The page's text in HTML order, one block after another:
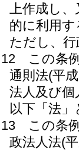
上作成し
的に利用
ただし、
12
この条
通則法(平
法人及び
以下「法
13
この条
政法人法(